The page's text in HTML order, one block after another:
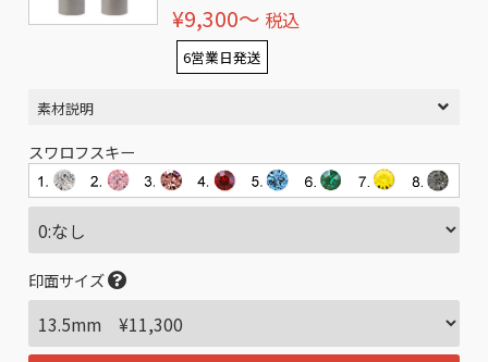
¥9,300〜 税込
6営業日発送
素材説明
スワロフスキー
印面サイズ